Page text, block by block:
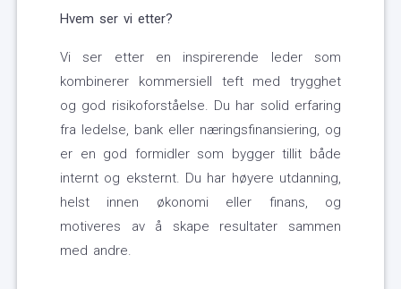
Hvem ser vi etter?
Vi ser etter en inspirerende leder som
kombinerer kommersiell teft med trygghet
og god risikoforståelse. Du har solid erfaring
fra ledelse, bank eller næringsfinansiering, og
er en god formidler som bygger tillit både
internt og eksternt. Du har høyere utdanning,
helst innen økonomi eller finans, og
motiveres av å skape resultater sammen
med andre.